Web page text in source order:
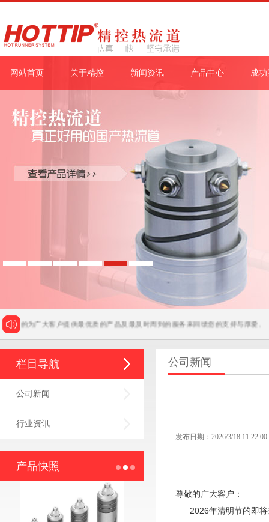
网站首页 关于精控 新闻资讯 产品中心 成
的为广大客户提供最优质的产品及最及时周到的服务来回馈您的支持与厚爱。
栏目导航
公司新闻
行业资讯
产品快照
公司新闻
发布日期：2026/3/18 11:22:00
尊敬的广大客户：
2026年清明节的即将